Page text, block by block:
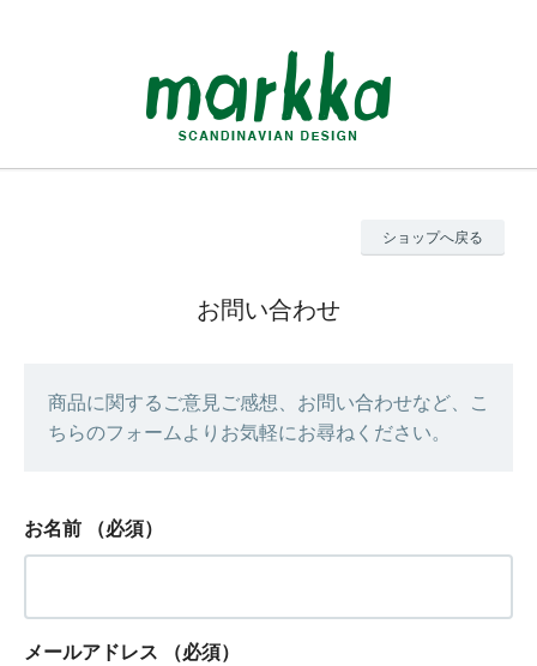
ショップへ戻る
お問い合わせ
商品に関するご意見ご感想、お問い合わせなど、こ
ちらのフォームよりお気軽にお尋ねください。
お名前 （必須）
メールアドレス （必須）